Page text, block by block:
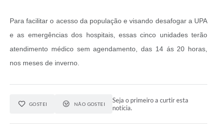
Para facilitar o acesso da população e visando desafogar a UPA
e as emergências dos hospitais, essas cinco unidades terão
atendimento médico sem agendamento, das 14 ás 20 horas,
nos meses de inverno.
GOSTEI NÃO GOSTEI
Seja o primeiro a curtir esta
notícia.